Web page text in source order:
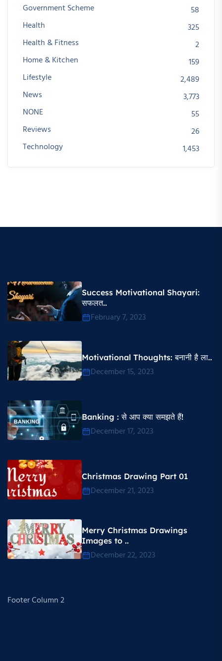
Government Scheme
58
Health
325
Health & Fitness
2
Home & Kitchen
159
Lifestyle
2,489
News
3,773
NONE
55
Reviews
26
Technology
1,453
Success Motivational Shayari​:
सफलत..
February 7, 2023
Motivational Thoughts​: बनानी है ला..
December 15, 2023
Banking : से आप क्या समझते हैं!
December 17, 2023
Christmas Drawing Part 01
December 21, 2023
Merry Christmas Drawings
Images to ..
December 22, 2023
Footer Column 2